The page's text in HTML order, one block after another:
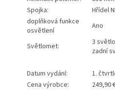
Spojka:
Hřídel
doplňková funkce
osvětlení
Ano
Světlomet:
3
zadní
Datum vydání:
1.
Cena výrobce:
249,90